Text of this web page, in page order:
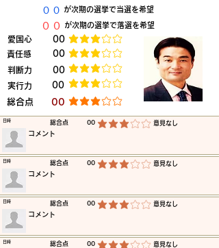
​が次期の選挙で当選を希望
​が次期の選挙で落選を希望
​愛国心 ​00 平均評価 3 /5
​責任感 ​00 平均評価 3 /5
​判断力 ​00 平均評価 3 /5
​実行力 ​00 平均評価 3 /5
​総合点 ​00 平均評価 3 /5
​００
​００
​総合点 00 平均評価 3 /5 ​意見なし
​日時
​コメント
​総合点 00 平均評価 3 /5 ​意見なし
​日時
​コメント
​総合点 00 平均評価 3 /5 ​意見なし
​日時
​コメント
​総合点 00 平均評価 3 /5 ​意見なし
​日時